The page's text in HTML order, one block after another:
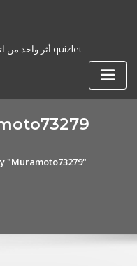
أثر واحد من اتفاق التجارة الحرة الأمريكية الشمالية نافتا هو quizlet
"Muramoto73279"